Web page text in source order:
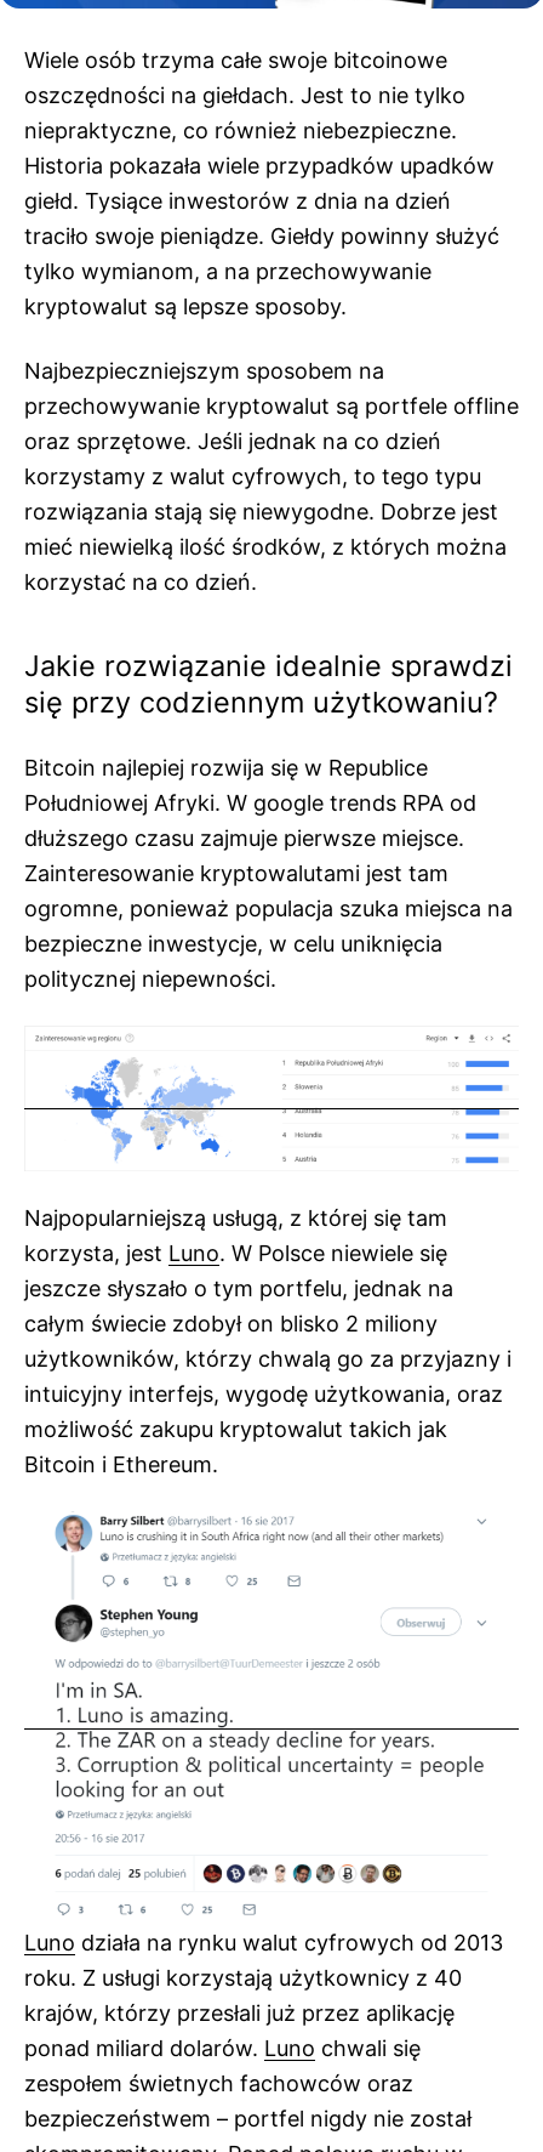
Wiele osób trzyma całe swoje bitcoinowe
oszczędności na giełdach. Jest to nie tylko
niepraktyczne, co również niebezpieczne.
Historia pokazała wiele przypadków upadków
giełd. Tysiące inwestorów z dnia na dzień
traciło swoje pieniądze. Giełdy powinny służyć
tylko wymianom, a na przechowywanie
kryptowalut są lepsze sposoby.
Najbezpieczniejszym sposobem na
przechowywanie kryptowalut są portfele offline
oraz sprzętowe. Jeśli jednak na co dzień
korzystamy z walut cyfrowych, to tego typu
rozwiązania stają się niewygodne. Dobrze jest
mieć niewielką ilość środków, z których można
korzystać na co dzień.
Jakie rozwiązanie idealnie sprawdzi
się przy codziennym użytkowaniu?
Bitcoin najlepiej rozwija się w Republice
Południowej Afryki. W google trends RPA od
dłuższego czasu zajmuje pierwsze miejsce.
Zainteresowanie kryptowalutami jest tam
ogromne, ponieważ populacja szuka miejsca na
bezpieczne inwestycje, w celu uniknięcia
politycznej niepewności.
Najpopularniejszą usługą, z której się tam
korzysta, jest Luno. W Polsce niewiele się
jeszcze słyszało o tym portfelu, jednak na
całym świecie zdobył on blisko 2 miliony
użytkowników, którzy chwalą go za przyjazny i
intuicyjny interfejs, wygodę użytkowania, oraz
możliwość zakupu kryptowalut takich jak
Bitcoin i Ethereum.
Luno działa na rynku walut cyfrowych od 2013
roku. Z usługi korzystają użytkownicy z 40
krajów, którzy przesłali już przez aplikację
ponad miliard dolarów. Luno chwali się
zespołem świetnych fachowców oraz
bezpieczeństwem – portfel nigdy nie został